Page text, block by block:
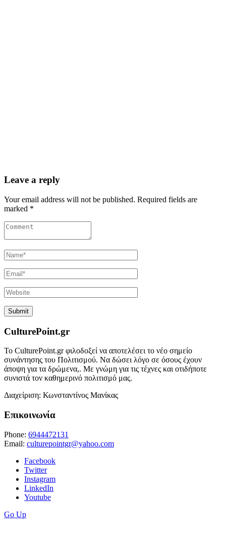
Leave a reply
Your email address will not be published. Required fields are
marked *
CulturePoint.gr
Το CulturePoint.gr φιλοδοξεί να αποτελέσει το νέο σημείο
συνάντησης του Πολιτισμού. Να δώσει λόγο σε όσους έχουν
άποψη για τα δρώμενα,. Με γνώμη για τις τέχνες και οτιδήποτε
συνιστά τον καθημερινό πολιτισμό μας.
Διαχείριση: Κωνσταντίνος Μανίκας
Επικοινωνία
Phone: 6944472131
Email: culturepointgr@yahoo.com
Facebook
Twitter
Instagram
LinkedIn
Youtube
Go Up